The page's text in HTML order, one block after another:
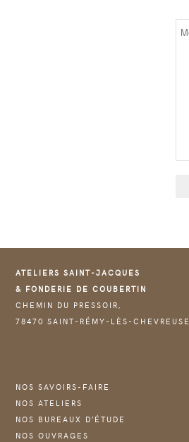
ATELIERS SAINT-JACQUES
& FONDERIE DE COUBERTIN
CHEMIN DU PRESSOIR,
78470 SAINT-RÉMY-LÈS-CHEVREUSE
NOS SAVOIRS-FAIRE
NOS ATELIERS
NOS BUREAUX D’ÉTUDE
NOS OUVRAGES